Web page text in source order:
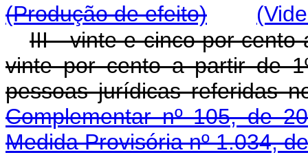
(Produção de efeito)
III - vinte e cinco por cento
vinte por cento a partir de
pessoas jurídicas referidas
Complementar nº 105, de
Medida Provisória nº 1.034,